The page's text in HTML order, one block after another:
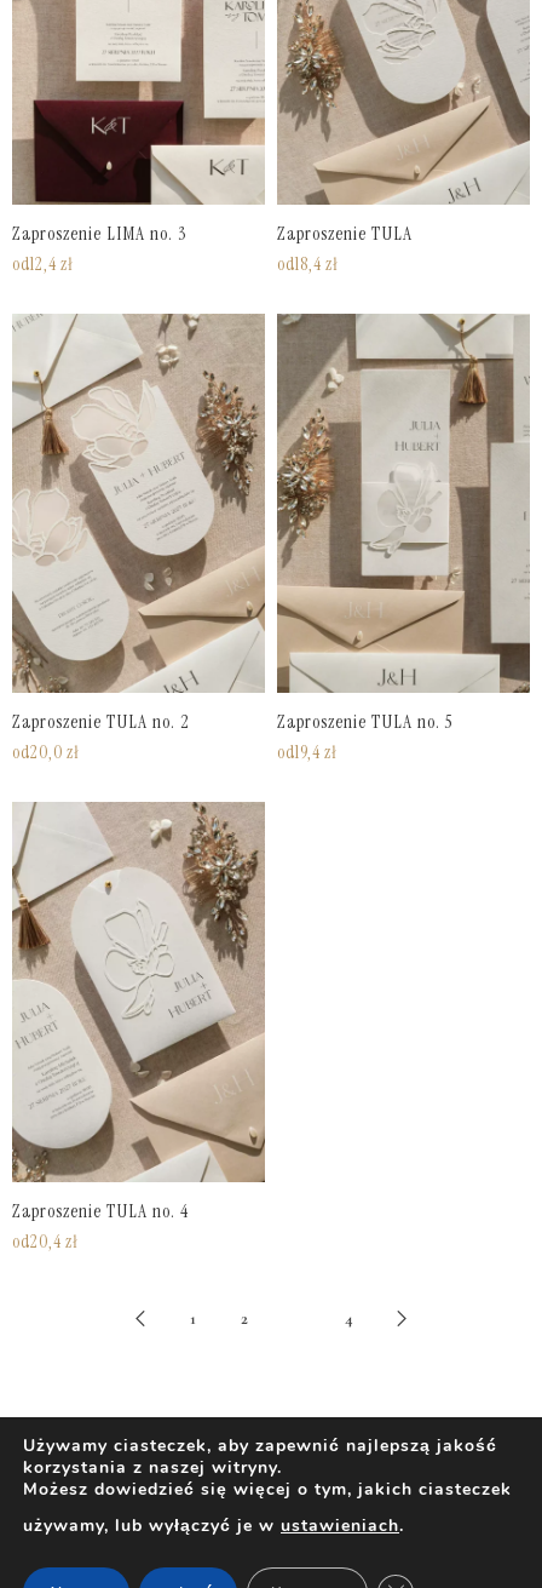
Zaproszenie LIMA no. 3
od12,4 zł
Zaproszenie TULA
od18,4 zł
Zaproszenie TULA no. 2
od20,0 zł
Zaproszenie TULA no. 5
od19,4 zł
Zaproszenie TULA no. 4
od20,4 zł
1 2 4
Używamy ciasteczek, aby zapewnić najlepszą jakość
korzystania z naszej witryny.
Możesz dowiedzieć się więcej o tym, jakich ciasteczek
używamy, lub wyłączyć je w ustawieniach.